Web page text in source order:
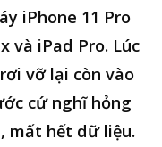
iPhone 11 Pro
và iPad Pro. Lúc
vỡ lại còn vào
cứ nghĩ hỏng
mất hết dữ liệu.